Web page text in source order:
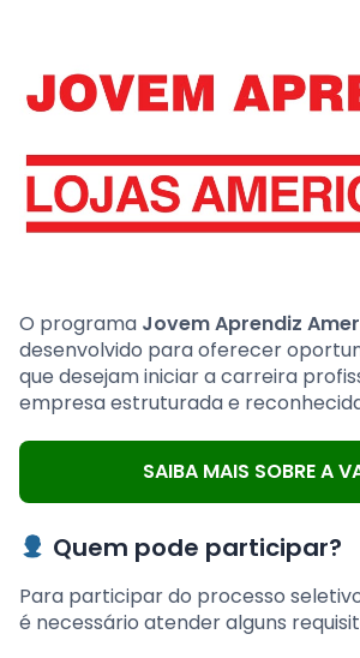
O programa Jovem Aprendiz
desenvolvido para oferecer
que desejam iniciar a carreira
empresa estruturada e
SAIBA MAIS SOBRE A
Quem pode participar?
Para participar do processo
é necessário atender alguns